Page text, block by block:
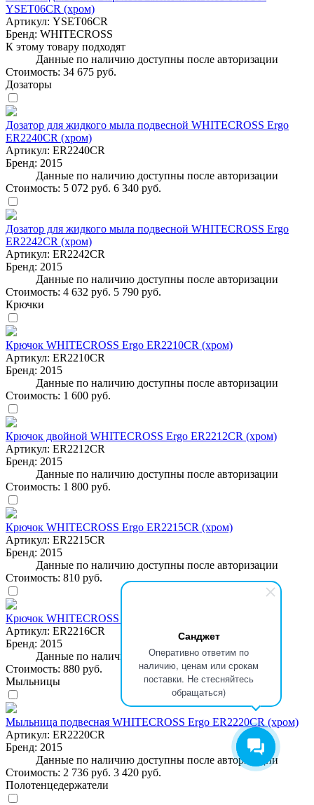
Санджет
Оперативно ответим по
наличию, ценам или срокам
поставки. Не стесняйтесь
обращаться)
YSET06CR (хром)
Артикул: YSET06CR
Бренд: WHITECROSS
К этому товару подходят
Данные по наличию доступны после авторизации
Стоимость: 34 675 руб.
Дозаторы
Дозатор для жидкого мыла подвесной WHITECROSS Ergo
ER2240CR (хром)
Артикул: ER2240CR
Бренд: 2015
Данные по наличию доступны после авторизации
Стоимость: 5 072 руб. 6 340 руб.
Дозатор для жидкого мыла подвесной WHITECROSS Ergo
ER2242CR (хром)
Артикул: ER2242CR
Бренд: 2015
Данные по наличию доступны после авторизации
Стоимость: 4 632 руб. 5 790 руб.
Крючки
Крючок WHITECROSS Ergo ER2210CR (хром)
Артикул: ER2210CR
Бренд: 2015
Данные по наличию доступны после авторизации
Стоимость: 1 600 руб.
Крючок двойной WHITECROSS Ergo ER2212CR (хром)
Артикул: ER2212CR
Бренд: 2015
Данные по наличию доступны после авторизации
Стоимость: 1 800 руб.
Крючок WHITECROSS Ergo ER2215CR (хром)
Артикул: ER2215CR
Бренд: 2015
Данные по наличию доступны после авторизации
Стоимость: 810 руб.
Крючок WHITECROSS Ergo ER2216CR (хром)
Артикул: ER2216CR
Бренд: 2015
Данные по наличию доступны после авторизации
Стоимость: 880 руб.
Мыльницы
Мыльница подвесная WHITECROSS Ergo ER2220CR (хром)
Артикул: ER2220CR
Бренд: 2015
Данные по наличию доступны после авторизации
Стоимость: 2 736 руб. 3 420 руб.
Полотенцедержатели